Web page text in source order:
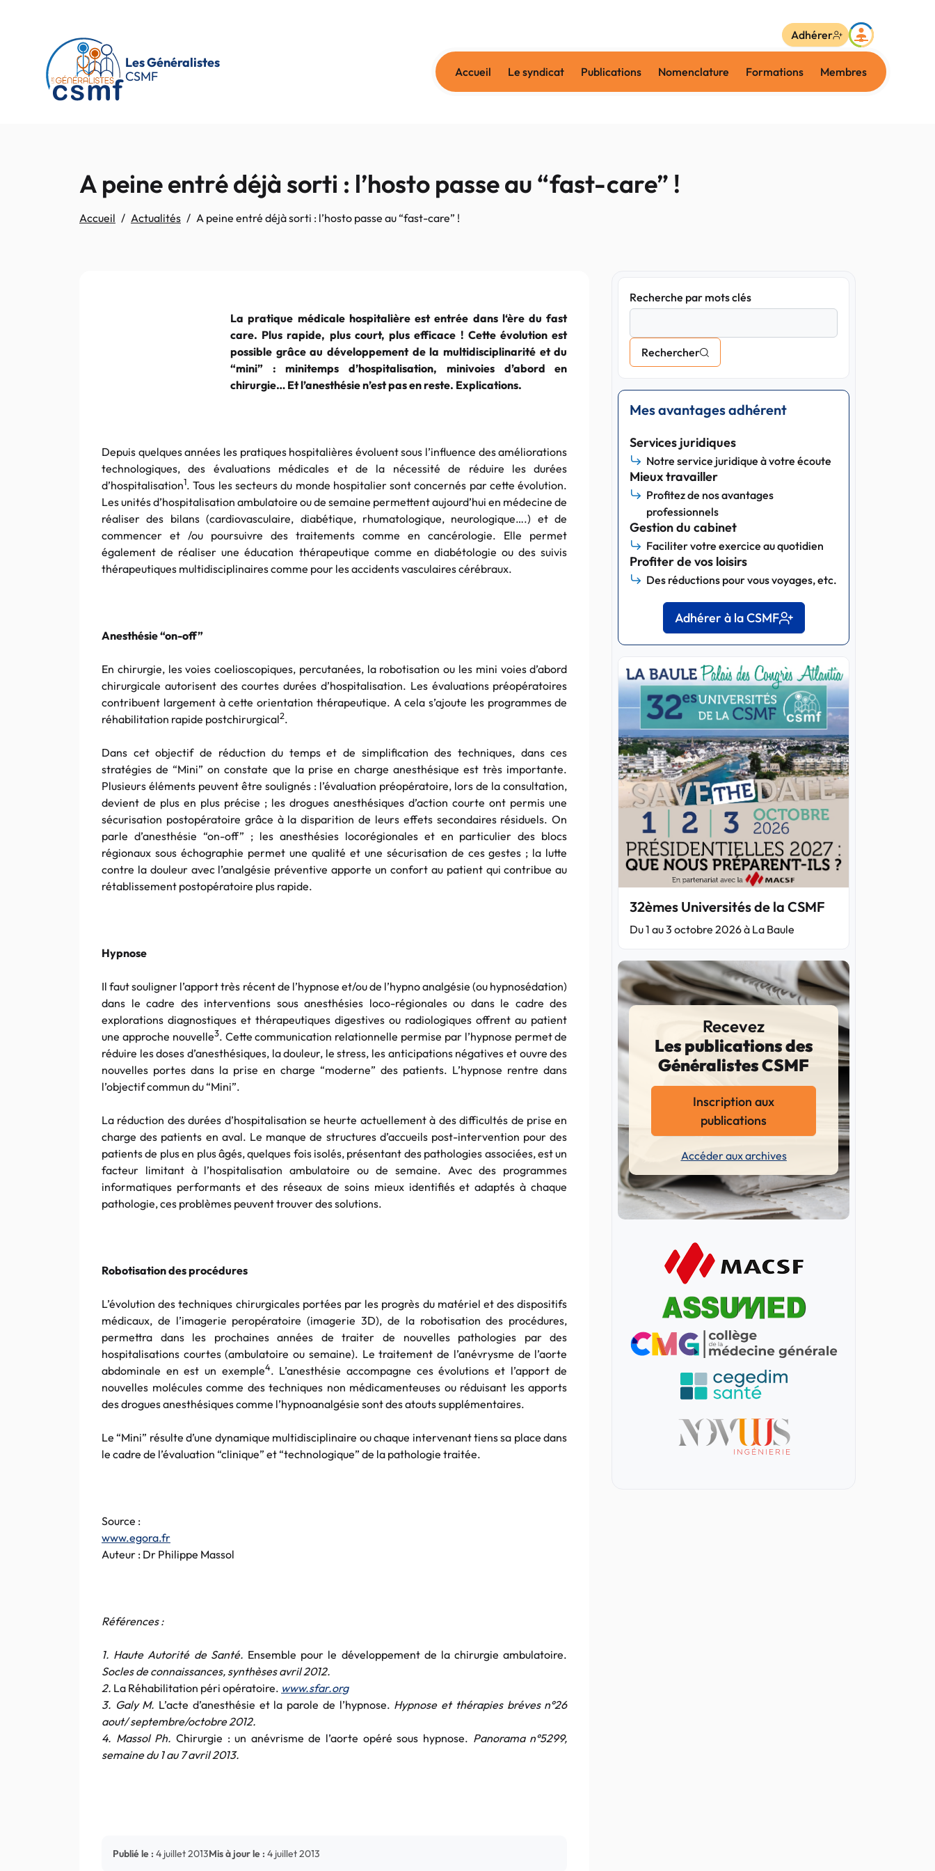
Les Généralistes
CSMF
Accueil Le syndicat Publications Nomenclature Formations Membres
Adhérer
A peine entré déjà sorti : l’hosto passe au “fast-care” !
Accueil Actualités A peine entré déjà sorti : l’hosto passe au “fast-care” !
La pratique médicale hospitalière est entrée dans l‘ère du fast
care. Plus rapide, plus court, plus efficace ! Cette évolution est
possible grâce au développement de la multidisciplinarité et du
“mini” : minitemps d’hospitalisation, minivoies d’abord en
chirurgie… Et l’anesthésie n’est pas en reste. Explications.
Depuis quelques années les pratiques hospitalières évoluent sous l’influence des améliorations
technologiques, des évaluations médicales et de la nécessité de réduire les durées
d’hospitalisation1. Tous les secteurs du monde hospitalier sont concernés par cette évolution.
Les unités d’hospitalisation ambulatoire ou de semaine permettent aujourd’hui en médecine de
réaliser des bilans (cardiovasculaire, diabétique, rhumatologique, neurologique….) et de
commencer et /ou poursuivre des traitements comme en cancérologie. Elle permet
également de réaliser une éducation thérapeutique comme en diabétologie ou des suivis
thérapeutiques multidisciplinaires comme pour les accidents vasculaires cérébraux.
Anesthésie “on-off”
En chirurgie, les voies coelioscopiques, percutanées, la robotisation ou les mini voies d’abord
chirurgicale autorisent des courtes durées d’hospitalisation. Les évaluations préopératoires
contribuent largement à cette orientation thérapeutique. A cela s’ajoute les programmes de
réhabilitation rapide postchirurgical2.
Dans cet objectif de réduction du temps et de simplification des techniques, dans ces
stratégies de “Mini” on constate que la prise en charge anesthésique est très importante.
Plusieurs éléments peuvent être soulignés : l’évaluation préopératoire, lors de la consultation,
devient de plus en plus précise ; les drogues anesthésiques d’action courte ont permis une
sécurisation postopératoire grâce à la disparition de leurs effets secondaires résiduels. On
parle d’anesthésie “on-off” ; les anesthésies locorégionales et en particulier des blocs
régionaux sous échographie permet une qualité et une sécurisation de ces gestes ; la lutte
contre la douleur avec l’analgésie préventive apporte un confort au patient qui contribue au
rétablissement postopératoire plus rapide.
Hypnose
Il faut souligner l’apport très récent de l’hypnose et/ou de l’hypno analgésie (ou hypnosédation)
dans le cadre des interventions sous anesthésies loco-régionales ou dans le cadre des
explorations diagnostiques et thérapeutiques digestives ou radiologiques offrent au patient
une approche nouvelle3. Cette communication relationnelle permise par l’hypnose permet de
réduire les doses d’anesthésiques, la douleur, le stress, les anticipations négatives et ouvre des
nouvelles portes dans la prise en charge “moderne” des patients. L’hypnose rentre dans
l’objectif commun du “Mini”.
La réduction des durées d’hospitalisation se heurte actuellement à des difficultés de prise en
charge des patients en aval. Le manque de structures d’accueils post-intervention pour des
patients de plus en plus âgés, quelques fois isolés, présentant des pathologies associées, est un
facteur limitant à l’hospitalisation ambulatoire ou de semaine. Avec des programmes
informatiques performants et des réseaux de soins mieux identifiés et adaptés à chaque
pathologie, ces problèmes peuvent trouver des solutions.
Robotisation des procédures
L’évolution des techniques chirurgicales portées par les progrès du matériel et des dispositifs
médicaux, de l’imagerie peropératoire (imagerie 3D), de la robotisation des procédures,
permettra dans les prochaines années de traiter de nouvelles pathologies par des
hospitalisations courtes (ambulatoire ou semaine). Le traitement de l’anévrysme de l’aorte
abdominale en est un exemple4. L’anesthésie accompagne ces évolutions et l’apport de
nouvelles molécules comme des techniques non médicamenteuses ou réduisant les apports
des drogues anesthésiques comme l’hypnoanalgésie sont des atouts supplémentaires.
Le “Mini” résulte d’une dynamique multidisciplinaire ou chaque intervenant tiens sa place dans
le cadre de l’évaluation “clinique” et “technologique” de la pathologie traitée.
Source :
www.egora.fr
Auteur : Dr Philippe Massol
Références :
1. Haute Autorité de Santé. Ensemble pour le développement de la chirurgie ambulatoire.
Socles de connaissances, synthèses avril 2012.
2. La Réhabilitation péri opératoire. www.sfar.org
3. Galy M. L’acte d’anesthésie et la parole de l’hypnose. Hypnose et thérapies bréves n°26
aout/ septembre/octobre 2012.
4. Massol Ph. Chirurgie : un anévrisme de l’aorte opéré sous hypnose. Panorama n°5299,
semaine du 1 au 7 avril 2013.
Publié le : 4 juillet 2013Mis à jour le : 4 juillet 2013
Recherche par mots clés
Rechercher
Mes avantages adhérent
Services juridiques
Notre service juridique à votre écoute
Mieux travailler
Profitez de nos avantages
professionnels
Gestion du cabinet
Faciliter votre exercice au quotidien
Profiter de vos loisirs
Des réductions pour vous voyages, etc.
Adhérer à la CSMF
32èmes Universités de la CSMF
Du 1 au 3 octobre 2026 à La Baule
Recevez
Les publications des
Généralistes CSMF
Inscription aux
publications
Accéder aux archives